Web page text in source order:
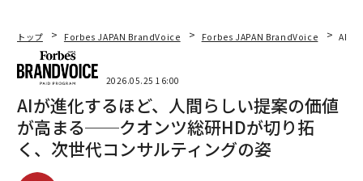
トップ Forbes JAPAN BrandVoice Forbes JAPAN BrandVoice AIが
2026.05.25 16:00
AIが進化するほど、人間らしい提案の価値
が高まる──クオンツ総研HDが切り拓
く、次世代コンサルティングの姿